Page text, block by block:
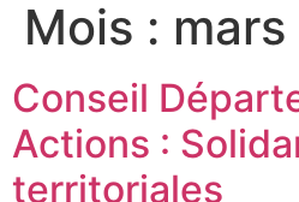
Mois : mars
Conseil
Actions :
territoriales